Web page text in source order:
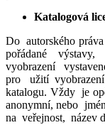
Katalogová
Do autorského
pořádané
vyobrazení
pro užití
katalogu. Vždy je
anonymní, nebo
na veřejnost, název